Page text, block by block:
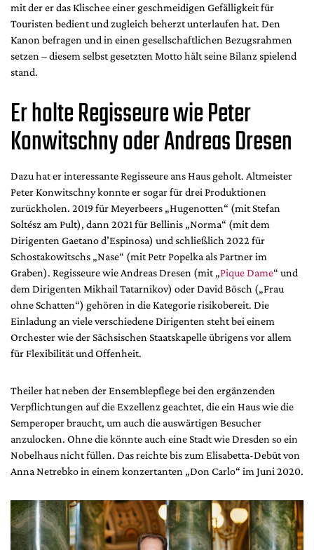
mit der er das Klischee einer geschmeidigen Gefälligkeit für
Touristen bedient und zugleich beherzt unterlaufen hat. Den
Kanon befragen und in einen gesellschaftlichen Bezugsrahmen
setzen – diesem selbst gesetzten Motto hält seine Bilanz spielend
stand.
Er holte Regisseure wie Peter
Konwitschny oder Andreas Dresen
Dazu hat er interessante Regisseure ans Haus geholt. Altmeister
Peter Konwitschny konnte er sogar für drei Produktionen
zurückholen. 2019 für Meyerbeers „Hugenotten“ (mit Stefan
Soltész am Pult), dann 2021 für Bellinis „Norma“ (mit dem
Dirigenten Gaetano d’Espinosa) und schließlich 2022 für
Schostakowitschs „Nase“ (mit Petr Popelka als Partner im
Graben). Regisseure wie Andreas Dresen (mit „Pique Dame“ und
dem Dirigenten Mikhail Tatarnikov) oder David Bösch („Frau
ohne Schatten“) gehören in die Kategorie risikobereit. Die
Einladung an viele verschiedene Dirigenten steht bei einem
Orchester wie der Sächsischen Staatskapelle übrigens vor allem
für Flexibilität und Offenheit.
Theiler hat neben der Ensemblepflege bei den ergänzenden
Verpflichtungen auf die Exzellenz geachtet, die ein Haus wie die
Semperoper braucht, um auch die auswärtigen Besucher
anzulocken. Ohne die könnte auch eine Stadt wie Dresden so ein
Nobelhaus nicht füllen. Das reichte bis zum Elisabetta-Debüt von
Anna Netrebko in einem konzertanten „Don Carlo“ im Juni 2020.